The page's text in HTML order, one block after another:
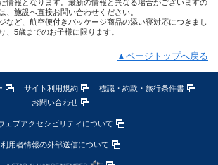
情報となります。最新の情報と異なる場合がございますの
、施設へ直接お問い合わせください。
など、航空便付きパッケージ商品の添い寝対応につきまし
、5歳までのお子様に限ります。
▲ページトップへ戻る
サイト利用規約
標識・約款・旅行条件書
お問い合わせ
ェブアクセシビリティについて
利用者情報の外部送信について